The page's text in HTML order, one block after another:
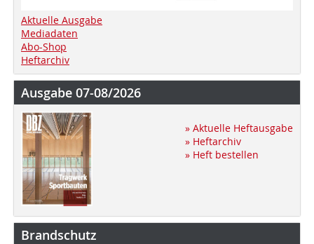
Aktuelle Ausgabe
Mediadaten
Abo-Shop
Heftarchiv
Ausgabe 07-08/2026
» Aktuelle Heftausgabe
» Heftarchiv
» Heft bestellen
Brandschutz